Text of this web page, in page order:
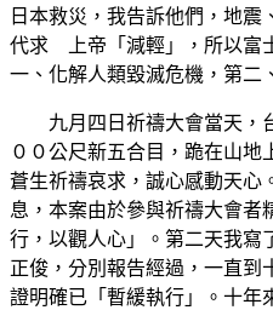
日本救災，我告訴他們，地
代求 上帝「減輕」，所以富
一、化解人類毀滅危機，第二
九月四日祈禱大會當天，
００公尺新五合目，跪在山
蒼生祈禱哀求，誠心感動天心
息，本案由於參與祈禱大會者
行，以觀人心」。第二天我寫
正俊，分別報告經過，一直到
證明確已「暫緩執行」。十年